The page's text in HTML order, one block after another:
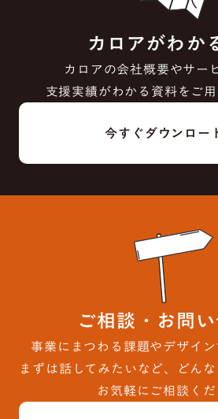
カロアがわか
カロアの会社概要やサー
支援実績がわかる資料をご用
今すぐダウンロー
ご相談・お問
事業にまつわる課題やデザイン
まずは話してみたいなど、どん
お気軽にご相談くだ